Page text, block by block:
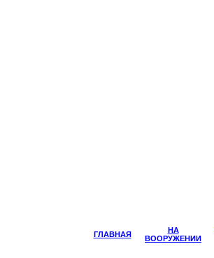
ГЛАВНАЯ
НА
ВООРУЖЕНИИ